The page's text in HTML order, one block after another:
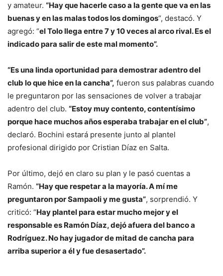
y amateur. “Hay que hacerle caso a la gente que va en las
buenas y en las malas todos los domingos“, destacó. Y
agregó: “el Tolo llega entre 7 y 10 veces al arco rival. Es el
indicado para salir de este mal momento”.
“Es una linda oportunidad para demostrar adentro del
club lo que hice en la cancha”, fueron sus palabras cuando
le preguntaron por las sensaciones de volver a trabajar
adentro del club. “Estoy muy contento, contentísimo
porque hace muchos años esperaba trabajar en el club”,
declaró. Bochini estará presente junto al plantel
profesional dirigido por Cristian Díaz en Salta.
Por último, dejó en claro su plan y le pasó cuentas a
Ramón. “Hay que respetar a la mayoría. A mí me
preguntaron por Sampaoli y me gusta”, sorprendió. Y
criticó: “Hay plantel para estar mucho mejor y el
responsable es Ramón Díaz, dejó afuera del banco a
Rodríguez. No hay jugador de mitad de cancha para
arriba superior a él y fue desasertado”.